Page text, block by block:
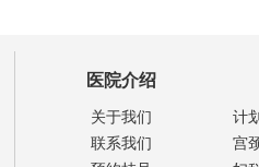
医院介绍
关于我们
联系我们
计
宫